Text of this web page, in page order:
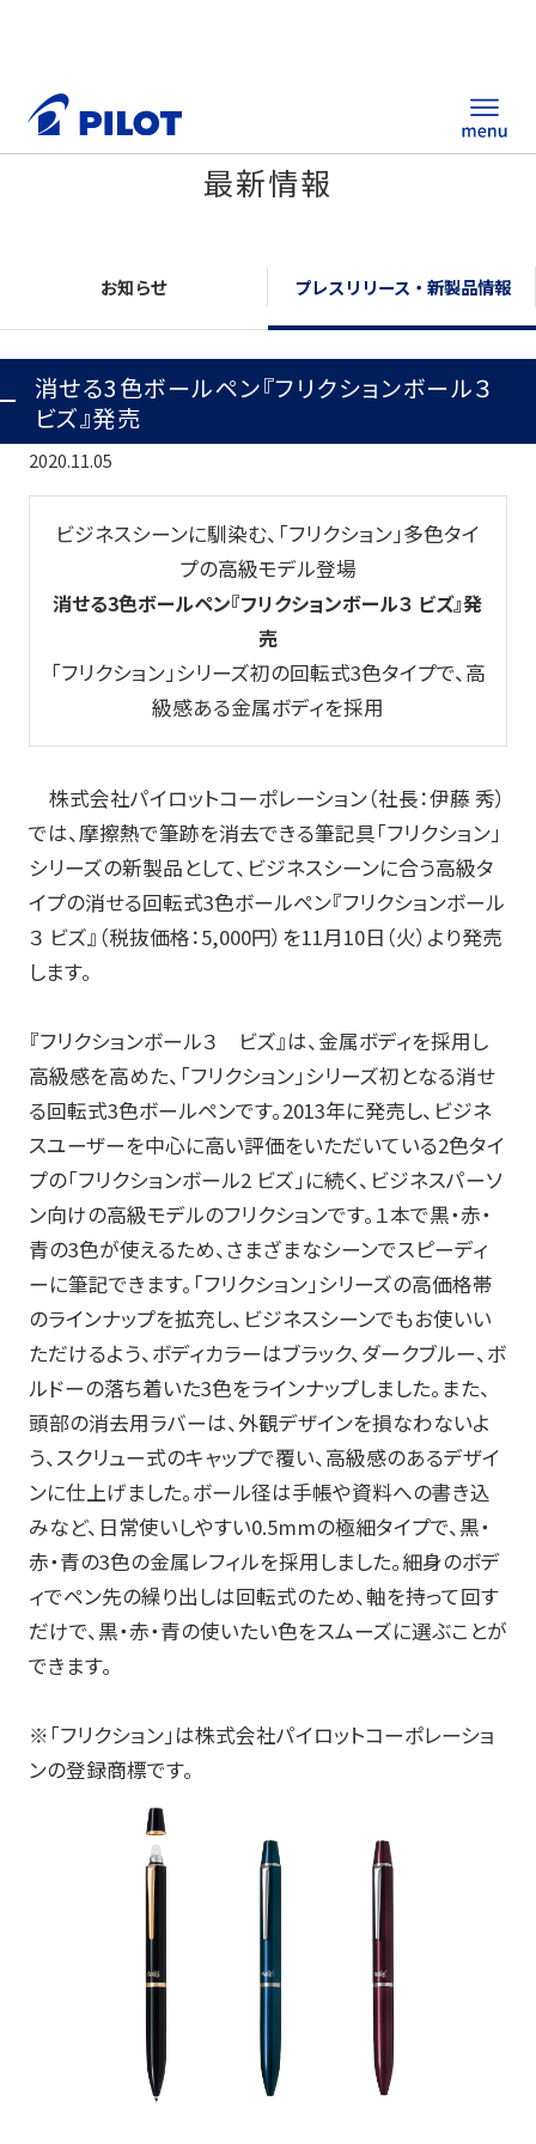
製品情報
替え芯サイト
総合カタログ
産業資材
その他新規商材
企業情報
企業情報TOP
会社情報
サステナビリティ情報
お知らせ
プレスリリース・新製品情報
パイロットのパーパス
ピックアップ
採用情報
サポート
よくある質問
お問い合わせ
筆記具修理
使用説明書
使い方動画
かく、がスキ English
最新情報
お知らせ プレスリリース・新製品情報
消せる3色ボールペン『フリクションボール３
ビズ』発売
2020.11.05
ビジネスシーンに馴染む、「フリクション」多色タイ
プの高級モデル登場
消せる3色ボールペン『フリクションボール３ ビズ』発
売
「フリクション」シリーズ初の回転式3色タイプで、高
級感ある金属ボディを採用
株式会社パイロットコーポレーション（社長：伊藤 秀）
では、摩擦熱で筆跡を消去できる筆記具「フリクション」
シリーズの新製品として、ビジネスシーンに合う高級タ
イプの消せる回転式3色ボールペン『フリクションボール
３ ビズ』（税抜価格：5,000円）を11月10日（火）より発売
します。
『フリクションボール３ ビズ』は、金属ボディを採用し
高級感を高めた、「フリクション」シリーズ初となる消せ
る回転式3色ボールペンです。2013年に発売し、ビジネ
スユーザーを中心に高い評価をいただいている2色タイ
プの「フリクションボール2 ビズ」に続く、ビジネスパーソ
ン向けの高級モデルのフリクションです。１本で黒・赤・
青の3色が使えるため、さまざまなシーンでスピーディ
ーに筆記できます。「フリクション」シリーズの高価格帯
のラインナップを拡充し、ビジネスシーンでもお使いい
ただけるよう、ボディカラーはブラック、ダークブルー、ボ
ルドーの落ち着いた3色をラインナップしました。また、
頭部の消去用ラバーは、外観デザインを損なわないよ
う、スクリュー式のキャップで覆い、高級感のあるデザイ
ンに仕上げました。ボール径は手帳や資料への書き込
みなど、日常使いしやすい0.5mmの極細タイプで、黒・
赤・青の3色の金属レフィルを採用しました。細身のボデ
ィでペン先の繰り出しは回転式のため、軸を持って回す
だけで、黒・赤・青の使いたい色をスムーズに選ぶことが
できます。
※「フリクション」は株式会社パイロットコーポレーショ
ンの登録商標です。